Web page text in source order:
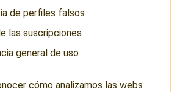
de perfiles falsos
las suscripciones
general de uso
cómo analizamos las webs